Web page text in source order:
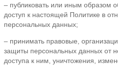
– публиковать или иным образом
доступ к настоящей Политике в
персональных данных;
– принимать правовые,
защиты персональных данных от
доступа к ним, уничтожения,